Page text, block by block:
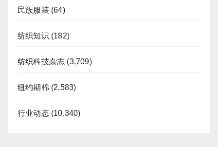
民族服装 (64)
纺织知识 (182)
纺织科技杂志 (3,709)
纽约期棉 (2,583)
行业动态(10,340)